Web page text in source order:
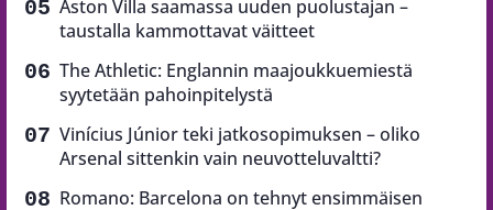
Aston Villa saamassa uuden puolustajan –
taustalla kammottavat väitteet
The Athletic: Englannin maajoukkuemiestä
syytetään pahoinpitelystä
Vinícius Júnior teki jatkosopimuksen – oliko
Arsenal sittenkin vain neuvotteluvaltti?
Romano: Barcelona on tehnyt ensimmäisen